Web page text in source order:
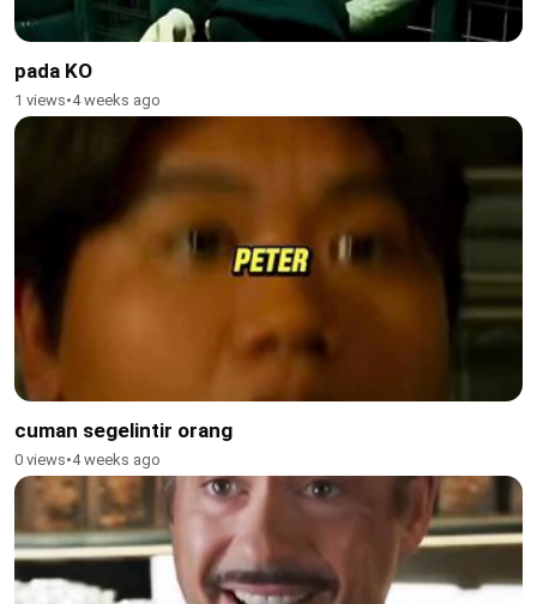
pada KO
1 views•4 weeks ago
cuman segelintir orang
0 views•4 weeks ago